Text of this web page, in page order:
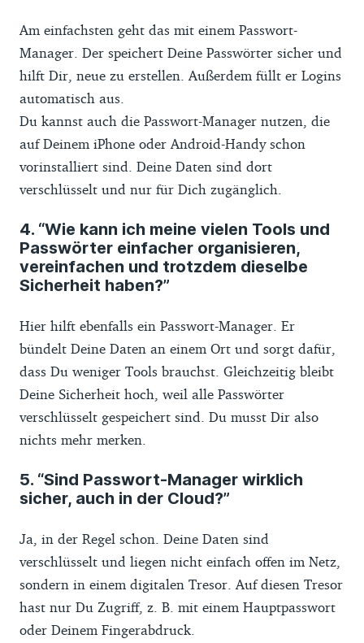
Am einfachsten geht das mit einem Passwort-
Manager. Der speichert Deine Passwörter sicher und
hilft Dir, neue zu erstellen. Außerdem füllt er Logins
automatisch aus.
Du kannst auch die Passwort-Manager nutzen, die
auf Deinem iPhone oder Android-Handy schon
vorinstalliert sind. Deine Daten sind dort
verschlüsselt und nur für Dich zugänglich.
4. “Wie kann ich meine vielen Tools und
Passwörter einfacher organisieren,
vereinfachen und trotzdem dieselbe
Sicherheit haben?”
Hier hilft ebenfalls ein Passwort-Manager. Er
bündelt Deine Daten an einem Ort und sorgt dafür,
dass Du weniger Tools brauchst. Gleichzeitig bleibt
Deine Sicherheit hoch, weil alle Passwörter
verschlüsselt gespeichert sind. Du musst Dir also
nichts mehr merken.
5. “Sind Passwort-Manager wirklich
sicher, auch in der Cloud?”
Ja, in der Regel schon. Deine Daten sind
verschlüsselt und liegen nicht einfach offen im Netz,
sondern in einem digitalen Tresor. Auf diesen Tresor
hast nur Du Zugriff, z. B. mit einem Hauptpasswort
oder Deinem Fingerabdruck.